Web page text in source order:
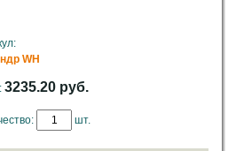
WH
3235.20 руб.
шт.